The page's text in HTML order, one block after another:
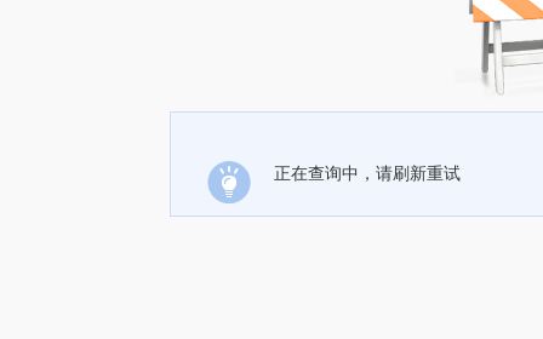
正在查询中，请刷新重试